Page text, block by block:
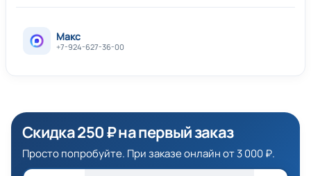
Макс
+7-924-627-36-00
Скидка 250 ₽ на первый заказ
Просто попробуйте. При заказе онлайн от 3 000 ₽.